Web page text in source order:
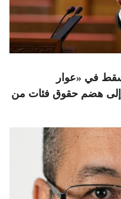
سقط في «عوار
إلى هضم حقوق فئات من